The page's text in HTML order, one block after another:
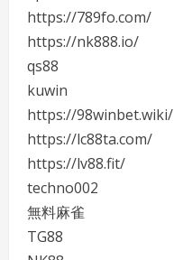
https://789fo.com/
https://nk888.io/
qs88
kuwin
https://98winbet.wiki/
https://lc88ta.com/
https://lv88.fit/
techno002
無料麻雀
TG88